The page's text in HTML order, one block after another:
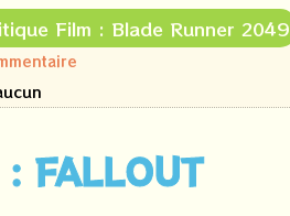
Film : Blade Runner 2049
FALLOUT